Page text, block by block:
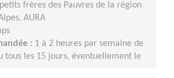
frères des Pauvres de la région
AURA
: 1 à 2 heures par semaine de
tous les 15 jours, éventuellement le